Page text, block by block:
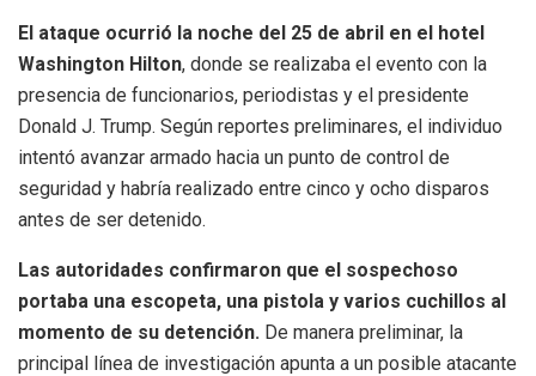
El ataque ocurrió la noche del 25 de abril en el hotel
Washington Hilton, donde se realizaba el evento con la
presencia de funcionarios, periodistas y el presidente
Donald J. Trump. Según reportes preliminares, el individuo
intentó avanzar armado hacia un punto de control de
seguridad y habría realizado entre cinco y ocho disparos
antes de ser detenido.
Las autoridades confirmaron que el sospechoso
portaba una escopeta, una pistola y varios cuchillos al
momento de su detención. De manera preliminar, la
principal línea de investigación apunta a un posible atacante